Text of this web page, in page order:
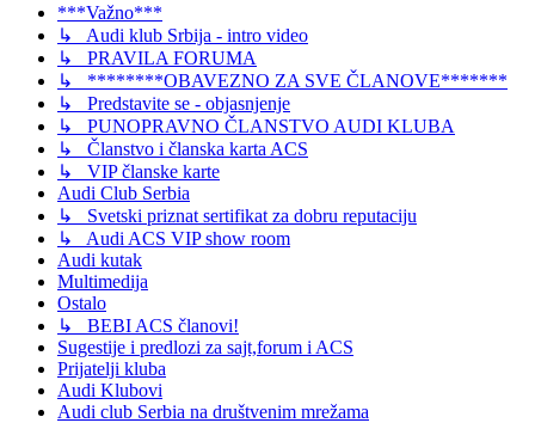
***Važno***
↳ Audi klub Srbija - intro video
↳ PRAVILA FORUMA
↳ ********OBAVEZNO ZA SVE ČLANOVE*******
↳ Predstavite se - objasnjenje
↳ PUNOPRAVNO ČLANSTVO AUDI KLUBA
↳ Članstvo i članska karta ACS
↳ VIP članske karte
Audi Club Serbia
↳ Svetski priznat sertifikat za dobru reputaciju
↳ Audi ACS VIP show room
Audi kutak
Multimedija
Ostalo
↳ BEBI ACS članovi!
Sugestije i predlozi za sajt,forum i ACS
Prijatelji kluba
Audi Klubovi
Audi club Serbia na društvenim mrežama